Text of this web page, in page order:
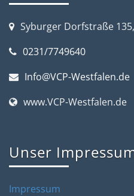
Syburger Dorfstraße
0231/7749640
Info@VCP-Westfalen.de
www.VCP-Westfalen.de
Unser
Impressum